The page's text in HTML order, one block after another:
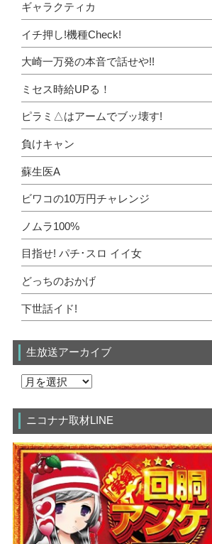
ギャラクティカ
イチ押し!機種Check!
大崎一万発の本音で話せや!!
ミセス時給UPる！
ピラミ△はアームでブッ壊す!
負けキャン
蘇生医A
ビワコの10万円チャレンジ
ノムラ100%
目指せ! パチ･スロ イイ女
どっちのおかげ
下世話イド!
生放送アーカイブ
ニコナナ取材LINE